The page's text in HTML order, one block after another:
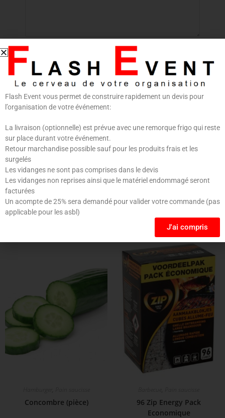
Nom E-mail
Enregistrer mon nom, mon e-mail et mon site dans
le navigateur pour mon prochain commentaire.
Concombre (pièce)
96 Zip Energy Pack
Economique
Flash Event vous permet de construire rapidement un devis pour
l’organisation de votre événement:
La livraison (optionnelle) est prévue avec une remorque frigo qui reste
sur place durant votre événement.
Retour marchandise possible sauf pour les produits frais et les
surgelés
Les vidanges ne sont pas comprises dans le devis
Les vidanges non reprises ainsi que le matériel endommagé seront
facturées
Un acompte de 25% sera demandé pour valider votre commande (pas
applicable pour les asbl)
J'ai compris